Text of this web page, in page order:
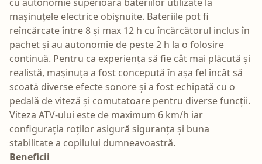
mașinuțele electrice obișnuite. Bateriile pot fi
reîncărcate între 8 și max 12 h cu încărcătorul inclus în
pachet și au autonomie de peste 2 h la o folosire
continuă. Pentru ca experiența să fie cât mai plăcută și
realistă, mașinuța a fost concepută în așa fel încât să
scoată diverse efecte sonore și a fost echipată cu o
pedală de viteză și comutatoare pentru diverse funcții.
Viteza ATV-ului este de maximum 6 km/h iar
configurația roților asigură siguranța și buna
stabilitate a copilului dumneavoastră.
Beneficii